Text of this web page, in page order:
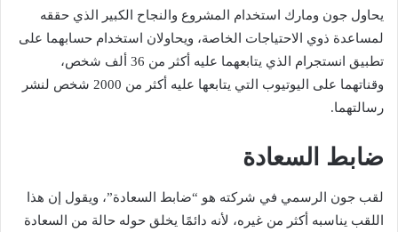
يحاول جون ومارك استخدام المشروع والنجاح الكبير الذي حققه
لمساعدة ذوي الاحتياجات الخاصة، ويحاولان استخدام حسابهما على
تطبيق انستجرام الذي يتابعهما عليه أكثر من 36 ألف شخص،
وقناتهما على اليوتيوب التي يتابعها عليه أكثر من 2000 شخص لنشر
رسالتهما.
ضابط السعادة
لقب جون الرسمي في شركته هو “ضابط السعادة”، ويقول إن هذا
اللقب يناسبه أكثر من غيره، لأنه دائمًا يخلق حوله حالة من السعادة